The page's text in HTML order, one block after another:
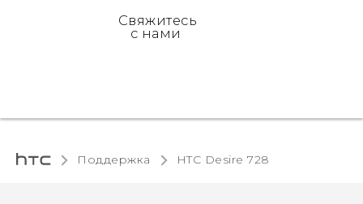
Свяжитесь
с нами
Поддержка HTC Desire 728‎